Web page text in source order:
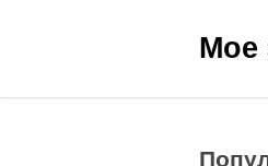
Мое